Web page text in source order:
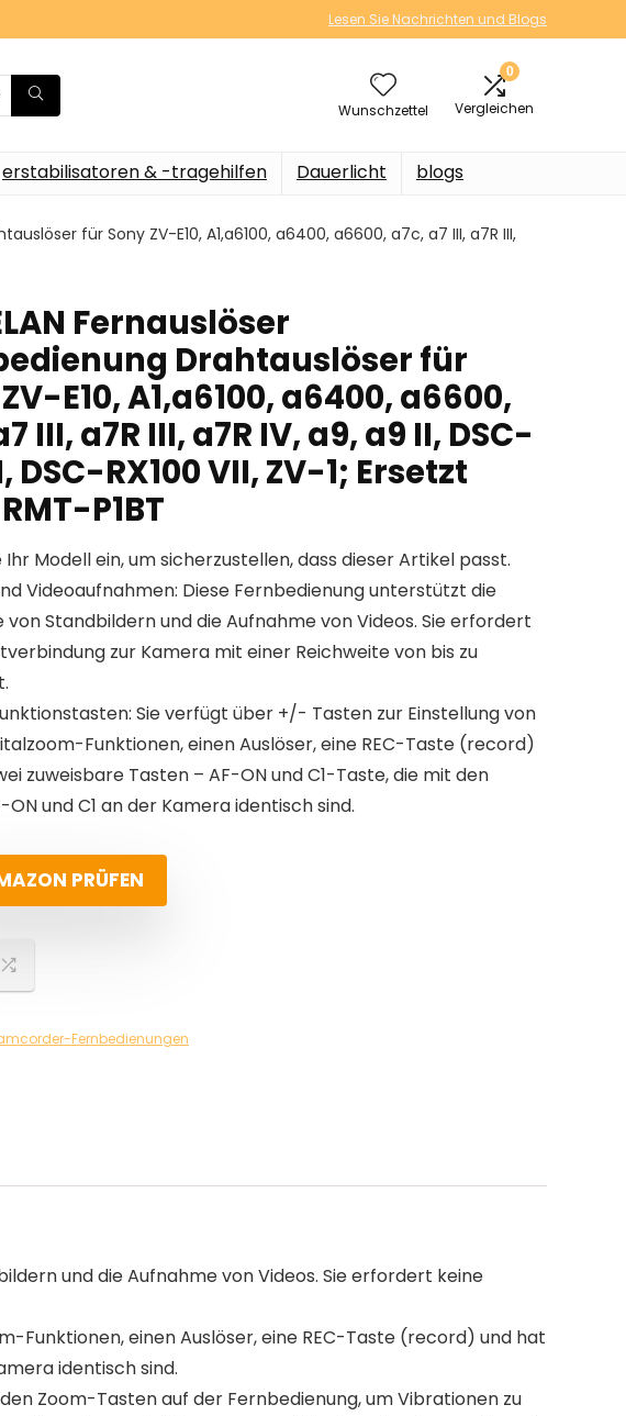
Lesen Sie Nachrichten und Blogs
Wunschzettel
0
Vergleichen
erstabilisatoren & -tragehilfen Dauerlicht blogs
für Sony ZV-E10, A1,a6100, a6400, a6600, a7c, a7 III, a7R III,
Fernauslöser
Drahtauslöser für
E10, A1,a6100, a6400, a6600,
III, a7R III, a7R IV, a9, a9 II, DSC-
DSC-RX100 VII, ZV-1; Ersetzt
P1BT
Ihr Modell ein, um sicherzustellen, dass dieser Artikel passt.
Videoaufnahmen: Diese Fernbedienung unterstützt die
von Standbildern und die Aufnahme von Videos. Sie erfordert
zur Kamera mit einer Reichweite von bis zu
Sie verfügt über +/- Tasten zur Einstellung von
Funktionen, einen Auslöser, eine REC-Taste (record)
zuweisbare Tasten – AF-ON und C1-Taste, die mit den
ON und C1 an der Kamera identisch sind.
PRÜFEN
Fernbedienungen
und die Aufnahme von Videos. Sie erfordert keine
Funktionen, einen Auslöser, eine REC-Taste (record) und hat
identisch sind.
Zoom-Tasten auf der Fernbedienung, um Vibrationen zu